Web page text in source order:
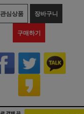
관심상품 장바구니
구매하기